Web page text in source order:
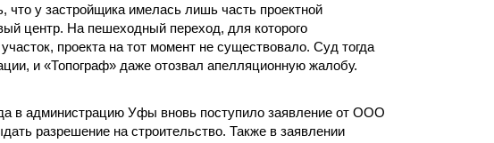
что у застройщика имелась лишь часть проектной
центр. На пешеходный переход, для которого
проекта на тот момент не существовало. Суд тогда
и «Топограф» даже отозвал апелляционную жалобу.
в администрацию Уфы вновь поступило заявление от ООО
разрешение на строительство. Также в заявлении